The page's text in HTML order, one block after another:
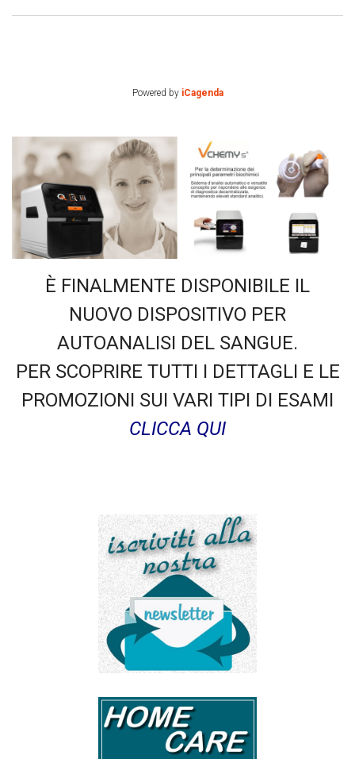
Powered by iCagenda
È FINALMENTE DISPONIBILE IL
NUOVO DISPOSITIVO PER
AUTOANALISI DEL SANGUE.
PER SCOPRIRE TUTTI I DETTAGLI E LE
PROMOZIONI SUI VARI TIPI DI ESAMI
CLICCA QUI